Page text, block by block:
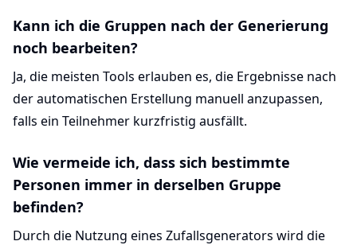
Kann ich die Gruppen nach der Generierung
noch bearbeiten?
Ja, die meisten Tools erlauben es, die Ergebnisse nach
der automatischen Erstellung manuell anzupassen,
falls ein Teilnehmer kurzfristig ausfällt.
Wie vermeide ich, dass sich bestimmte
Personen immer in derselben Gruppe
befinden?
Durch die Nutzung eines Zufallsgenerators wird die